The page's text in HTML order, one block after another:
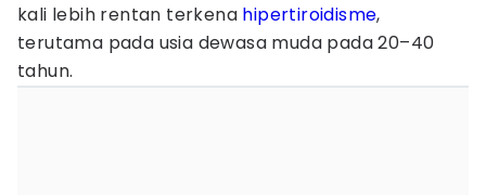
kali lebih rentan terkena hipertiroidisme,
terutama pada usia dewasa muda pada 20–40
tahun.